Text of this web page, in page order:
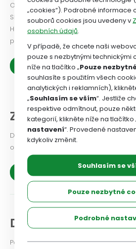
Odborový svaz od roku 2024 vydává
SE!
Historie OSZSP ČR se píše od roku
prospěch zaměstnanců.
Zobrazit více
Z našich organizací
Dejte odborovému svazu vědět, jaké
organizaci řešíte, co se vám podařilo.
Zobrazit více
Diskuse a názory
Podělte se i vy o své zkušenosti a
„cookies“). Podrobné informace
souborů cookies jsou uvedeny v
osobních údajů.
V případě, že chcete naši
pouze s nezbytnými technickými
níže na tlačítko „Pouze
souhlasíte s použitím všech
analytických i reklamních),
„Souhlasím se vším“. Jestliže
respektive odmítnout, pouze
kategorií, klikněte níže na tlačítko
nastavení“. Provedené
kdykoliv změnit.
Souhlasím se
Pouze nezbytné
Podrobné